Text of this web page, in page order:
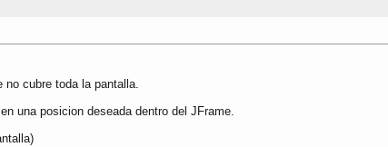
no cubre toda la pantalla.
una posicion deseada dentro del JFrame.